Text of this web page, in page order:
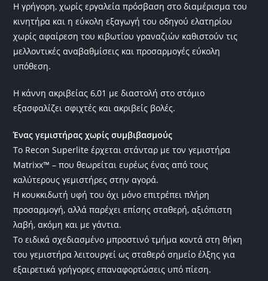
Η γρήγορη, χωρίς εργαλεία πρόσβαση στο διαμέρισμα του
κινητήρα και η εύκολη εξαγωγή του οδηγού ελατηρίου
χωρίς αφαίρεση του κιβωτίου γραναζιών καθιστούν τις
μελλοντικές αναβαθμίσεις και προσαρμογές εύκολη
υπόθεση.
Η κάννη ακριβείας 6,01 με διαστολή στο στόμιο
εξασφαλίζει σφιχτές και ακριβείς βολές.
Ένας γεμιστήρας χωρίς συμβιβασμούς
Το Recon Superlite έρχεται στάνταρ με τον γεμιστήρα
Matrixx™ – που θεωρείται ευρέως ένας από τους
καλύτερους γεμιστήρες στην αγορά.
Η κουκκιδωτή υφή του όχι μόνο επιτρέπει πλήρη
προσαρμογή, αλλά παρέχει επίσης σταθερή, αξιόπιστη
λαβή, ακόμη και με γάντια.
Το ειδικά σχεδιασμένο μπροστινό τμήμα κοντά στη θήκη
του γεμιστήρα λειτουργεί ως σταθερό σημείο έλξης για
εξαιρετικά γρήγορες επαναφορτώσεις υπό πίεση.